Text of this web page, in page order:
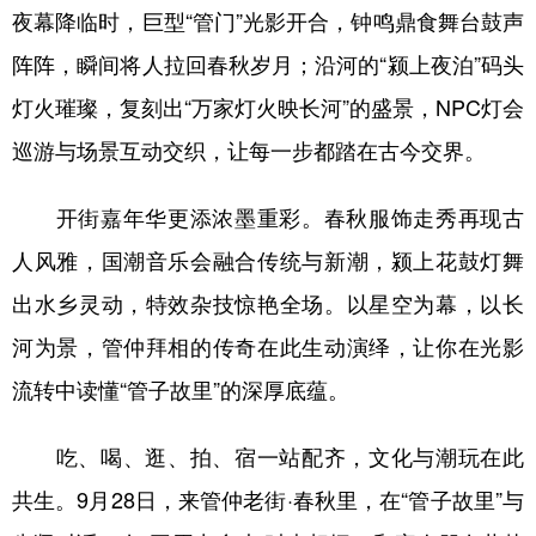
山东 河南 湖北 湖南
广东 广西 海南 重庆
四川 贵州 云南 西藏
陕西 甘肃 青海 宁夏
新疆 内蒙古 黑龙江
多语种频道
English Español Français عربى
Русский язык 日本語
Deutsch Português
夜幕降临时，巨型“管门”光影开合，钟鸣鼎食舞台鼓声
阵阵，瞬间将人拉回春秋岁月；沿河的“颍上夜泊”码头
灯火璀璨，复刻出“万家灯火映长河”的盛景，NPC灯会
巡游与场景互动交织，让每一步都踏在古今交界。
开街嘉年华更添浓墨重彩。春秋服饰走秀再现古
人风雅，国潮音乐会融合传统与新潮，颍上花鼓灯舞
出水乡灵动，特效杂技惊艳全场。以星空为幕，以长
河为景，管仲拜相的传奇在此生动演绎，让你在光影
流转中读懂“管子故里”的深厚底蕴。
吃、喝、逛、拍、宿一站配齐，文化与潮玩在此
共生。9月28日，来管仲老街·春秋里，在“管子故里”与